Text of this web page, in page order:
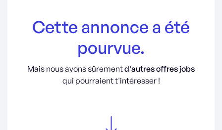
Cette annonce a été
pourvue.
Mais nous avons sûrementd'autres offres jobs
qui pourraient t'intéresser !